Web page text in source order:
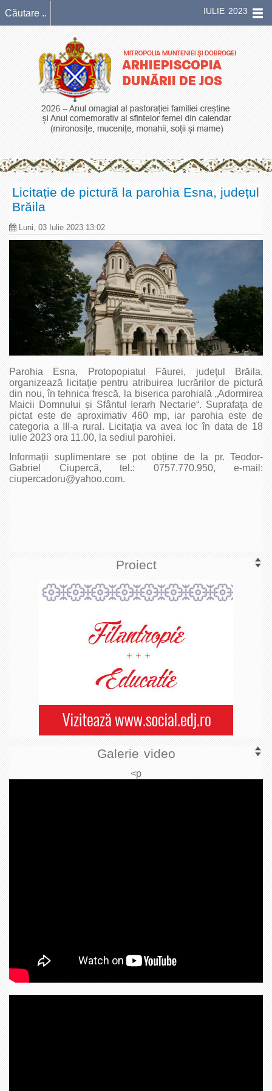
IULIE 2023
Licitație de pictură la parohia Esna, județul
Brăila
Luni, 03 Iulie 2023 13:02
Parohia Esna, Protopopiatul Făurei, judeţul Brăila,
organizează licitaţie pentru atribuirea lucrărilor de pictură
din nou, în tehnica frescă, la biserica parohială „Adormirea
Maicii Domnului și Sfântul Ierarh Nectarie“. Suprafaţa de
pictat este de aproximativ 460 mp, iar parohia este de
categoria a III-a rural. Licitaţia va avea loc în data de 18
iulie 2023 ora 11.00, la sediul parohiei.
Informații suplimentare se pot obține de la pr. Teodor-
Gabriel Ciupercă, tel.: 0757.770.950, e-mail:
ciupercadoru@yahoo.com.
Proiect
Galerie video
<p